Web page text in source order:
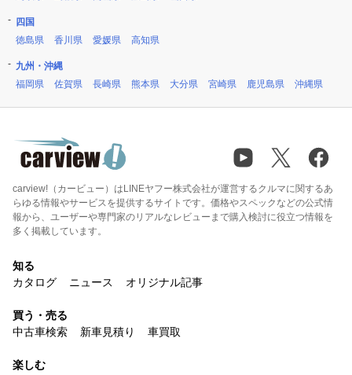
四国
徳島県
香川県 愛媛県 高知県
九州・沖縄
福岡県
佐賀県 長崎県 熊本県 大分県 宮崎県 鹿児島県 沖縄県
carview!（カービュー）はLINEヤフー株式会社が運営するクルマに関するあ
らゆる情報やサービスを提供するサイトです。価格やスペックなどの公式情
報から、ユーザーや専門家のリアルなレビューまで購入検討に役立つ情報を
多く掲載しています。
知る
カタログ
ニュース オリジナル記事
買う・売る
中古車検索
新車見積り 車買取
楽しむ